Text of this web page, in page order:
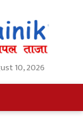
10, 2026